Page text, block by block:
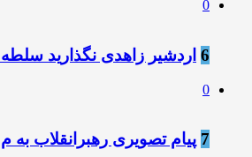
0
6 اردشیر زاهدی نگذارید سلطه آ
0
7 پیام تصویری رهبرانقلاب به م